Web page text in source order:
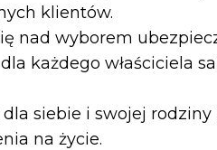
klientów.
nad wyborem
każdego właściciela
siebie i swojej
na życie.